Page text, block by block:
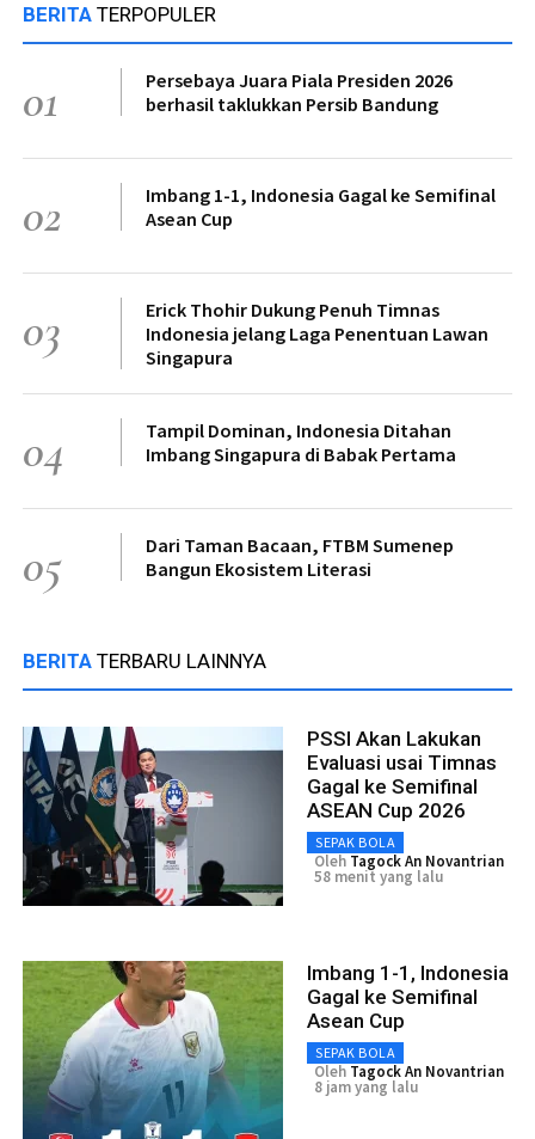
BERITA TERPOPULER
01
Persebaya Juara Piala Presiden 2026
berhasil taklukkan Persib Bandung
02
Imbang 1-1, Indonesia Gagal ke Semifinal
Asean Cup
03
Erick Thohir Dukung Penuh Timnas
Indonesia jelang Laga Penentuan Lawan
Singapura
04
Tampil Dominan, Indonesia Ditahan
Imbang Singapura di Babak Pertama
05
Dari Taman Bacaan, FTBM Sumenep
Bangun Ekosistem Literasi
BERITA TERBARU LAINNYA
PSSI Akan Lakukan
Evaluasi usai Timnas
Gagal ke Semifinal
ASEAN Cup 2026
SEPAK BOLA
Oleh Tagock An Novantrian
58 menit yang lalu
Imbang 1-1, Indonesia
Gagal ke Semifinal
Asean Cup
SEPAK BOLA
Oleh Tagock An Novantrian
8 jam yang lalu